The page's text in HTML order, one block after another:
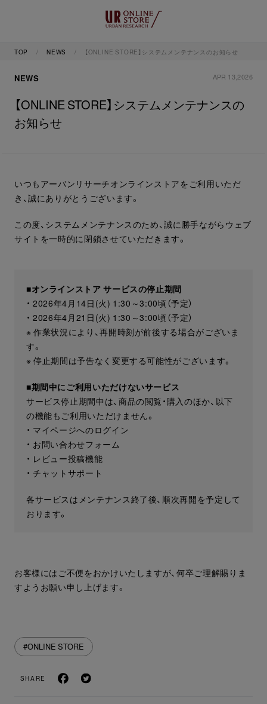
TOP NEWS 【ONLINE STORE】システムメンテナンスのお知らせ
NEWS APR 13,2026
【ONLINE STORE】システムメンテナンスの
お知らせ
いつもアーバンリサーチオンラインストアをご利用いただ
き、誠にありがとうございます。
この度、システムメンテナンスのため、誠に勝手ながらウェブ
サイトを一時的に閉鎖させていただきます。
■オンラインストア サービスの停止期間
・ 2026年4月14日(火) 1:30～3:00頃（予定）
・ 2026年4月21日(火) 1:30～3:00頃（予定）
※ 作業状況により、再開時刻が前後する場合がございま
す。
※ 停止期間は予告なく変更する可能性がございます。
■期間中にご利用いただけないサービス
サービス停止期間中は、商品の閲覧・購入のほか、以下
の機能もご利用いただけません。
・ マイページへのログイン
・ お問い合わせフォーム
・ レビュー投稿機能
・ チャットサポート
各サービスはメンテナンス終了後、順次再開を予定して
おります。
お客様にはご不便をおかけいたしますが、何卒ご理解賜りま
すようお願い申し上げます。
#ONLINE STORE
SHARE